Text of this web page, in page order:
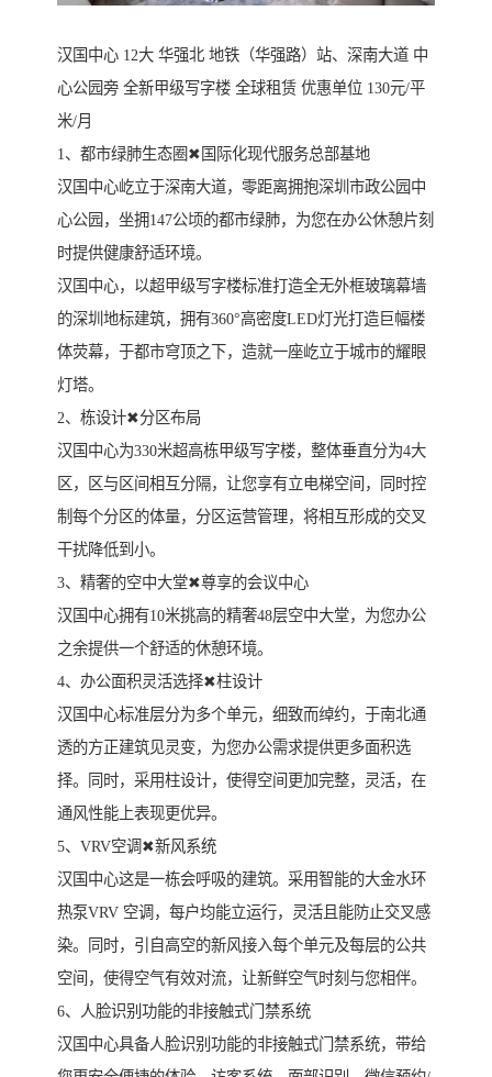
汉国中心 12大 华强北 地铁（华强路）站、深南大道 中
心公园旁 全新甲级写字楼 全球租赁 优惠单位 130元/平
米/月
1、都市绿肺生态圈✖国际化现代服务总部基地
汉国中心屹立于深南大道，零距离拥抱深圳市政公园中
心公园，坐拥147公顷的都市绿肺，为您在办公休憩片刻
时提供健康舒适环境。
汉国中心，以超甲级写字楼标准打造全无外框玻璃幕墙
的深圳地标建筑，拥有360°高密度LED灯光打造巨幅楼
体荧幕，于都市穹顶之下，造就一座屹立于城市的耀眼
灯塔。
2、栋设计✖分区布局
汉国中心为330米超高栋甲级写字楼，整体垂直分为4大
区，区与区间相互分隔，让您享有立电梯空间，同时控
制每个分区的体量，分区运营管理，将相互形成的交叉
干扰降低到小。
3、精奢的空中大堂✖尊享的会议中心
汉国中心拥有10米挑高的精奢48层空中大堂，为您办公
之余提供一个舒适的休憩环境。
4、办公面积灵活选择✖柱设计
汉国中心标准层分为多个单元，细致而绰约，于南北通
透的方正建筑见灵变，为您办公需求提供更多面积选
择。同时，采用柱设计，使得空间更加完整，灵活，在
通风性能上表现更优异。
5、VRV空调✖新风系统
汉国中心这是一栋会呼吸的建筑。采用智能的大金水环
热泵VRV 空调，每户均能立运行，灵活且能防止交叉感
染。同时，引自高空的新风接入每个单元及每层的公共
空间，使得空气有效对流，让新鲜空气时刻与您相伴。
6、人脸识别功能的非接触式门禁系统
汉国中心具备人脸识别功能的非接触式门禁系统，带给